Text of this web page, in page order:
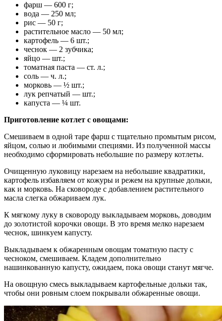
фарш — 600 г;
вода — 250 мл;
рис — 50 г;
растительное масло — 50 мл;
картофель — 6 шт.;
чеснок — 2 зубчика;
яйцо — шт.;
томатная паста — ст. л.;
соль — ч. л.;
морковь — ½ шт.;
лук репчатый — шт.;
капуста — ¼ шт.
Приготовление котлет с овощами:
Смешиваем в одной таре фарш с тщательно промытым рисом,
яйцом, солью и любимыми специями. Из полученной массы
необходимо сформировать небольшие по размеру котлеты.
Очищенную луковицу нарезаем на небольшие квадратики,
картофель избавляем от кожуры и режем на крупные дольки,
как и морковь. На сковороде с добавлением растительного
масла слегка обжариваем лук.
К мягкому луку в сковороду выкладываем морковь, доводим
до золотистой корочки овощи. В это время мелко нарезаем
чеснок, шинкуем капусту.
Выкладываем к обжаренным овощам томатную пасту с
чесноком, смешиваем. Кладем дополнительно
нашинкованную капусту, ожидаем, пока овощи станут мягче.
На овощную смесь выкладываем картофельные дольки так,
чтобы они ровным слоем покрывали обжаренные овощи.